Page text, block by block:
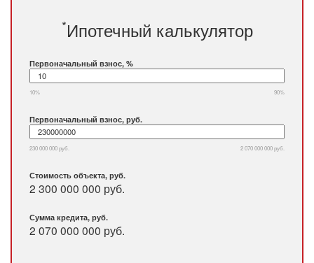
*Ипотечный калькулятор
Первоначальный взнос, %
10% 90%
Первоначальный взнос, руб.
230 000 000 руб. 2 070 000 000 руб.
Стоимость объекта, руб.
2 300 000 000 руб.
Сумма кредита, руб.
2 070 000 000 руб.